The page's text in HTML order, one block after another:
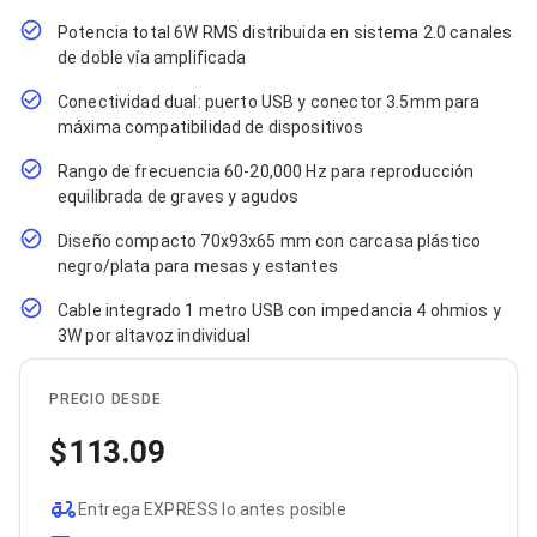
Cables Coaxiales
Accesorios para Cables
Conectores
Tapas y Cajas
Pinzas Ponchadoras
Probadores de Cable
Protectores para Cables
Cables para Impresoras
Cableado Estructurado
Sujetadores de Cables
Cinchos
Adaptadores PC
Adaptadores PC USB
Adaptadores PC Serial
Adaptadores PC IDE
Adaptadores PC Teclado
Potencia total 6W RMS distribuida en sistema 2.0 canales
de doble vía amplificada
Conectividad dual: puerto USB y conector 3.5mm para
máxima compatibilidad de dispositivos
Rango de frecuencia 60-20,000 Hz para reproducción
equilibrada de graves y agudos
Diseño compacto 70x93x65 mm con carcasa plástico
negro/plata para mesas y estantes
Cable integrado 1 metro USB con impedancia 4 ohmios y
3W por altavoz individual
PRECIO DESDE
113.09
Entrega EXPRESS lo antes posible